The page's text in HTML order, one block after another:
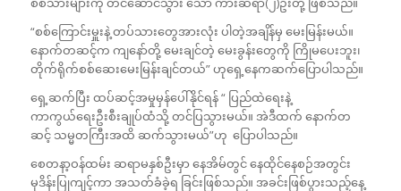
“စစ်ကြောင်းမှူးနဲ့ တပ်သားတွေအားလုံး ပါတဲ့အချိန်မှ မေးမြန်းမယ်။
နောက်တဆင့်က ကျနော်တို့ မေးချင်တဲ့ မေးခွန်းတွေကို ကြိုမပေးဘူး၊
တိုက်ရိုက်စစ်ဆေးမေးမြန်းချင်တယ်” ဟုရှေ့နေကဆက်ပြောပါသည်။
ရှေ့ဆက်ပြီး ထပ်ဆင့်အမှုမှန်ပေါ်နိုင်ရန် “ ပြည်ထဲရေးနဲ့
ကာကွယ်ရေးဦးစီးချုပ်ထံသို့ တင်ပြသွားမယ်။ အဲဒီထက် နောက်တ
ဆင့် သမ္မတကြီးအထိ ဆက်သွားမယ်”ဟု ပြောပါသည်။
စေတနာ့ဝန်ထမ်း ဆရာမနှစ်ဦးမှာ နေအိမ်တွင် နေထိုင်နေစဉ်အတွင်း
မုဒိန်းပြုကျင့်ကာ အသတ်ခံခဲ့ရ ခြင်းဖြစ်သည်။ အခင်းဖြစ်ပွားသည့်နေ့